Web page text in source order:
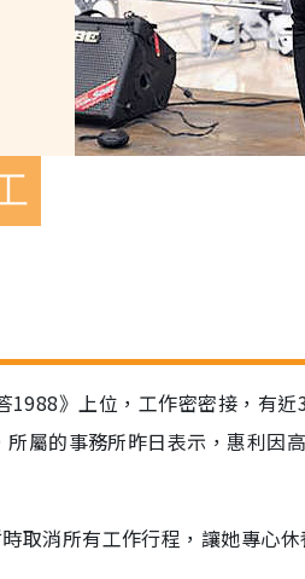
》上位，工作密密接，有
屬的事務所昨日表示，惠利因
取消所有工作行程，讓她專心休